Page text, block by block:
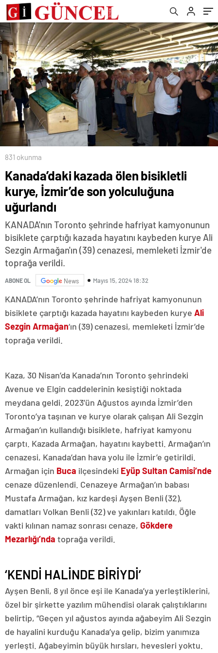
831 okunma
Kanada’daki kazada ölen bisikletli
kurye, İzmir’de son yolculuğuna
uğurlandı
KANADA'nın Toronto şehrinde hafriyat kamyonunun
bisiklete çarptığı kazada hayatını kaybeden kurye Ali
Sezgin Armağan'ın (39) cenazesi, memleketi İzmir'de
toprağa verildi.
ABONE OL News Mayıs 15, 2024 18:32
KANADA’nın Toronto şehrinde hafriyat kamyonunun
bisiklete çarptığı kazada hayatını kaybeden kurye Ali
Sezgin Armağan‘ın (39) cenazesi, memleketi İzmir’de
toprağa verildi.
Kaza, 30 Nisan’da Kanada’nın Toronto şehrindeki
Avenue ve Elgin caddelerinin kesiştiği noktada
meydana geldi. 2023’ün Ağustos ayında İzmir’den
Toronto’ya taşınan ve kurye olarak çalışan Ali Sezgin
Armağan’ın kullandığı bisiklete, hafriyat kamyonu
çarptı. Kazada Armağan, hayatını kaybetti. Armağan’ın
cenazesi, Kanada’dan hava yolu ile İzmir’e getirildi.
Armağan için Buca ilçesindeki Eyüp Sultan Camisi’nde
cenaze düzenlendi. Cenazeye Armağan’ın babası
Mustafa Armağan, kız kardeşi Ayşen Benli (32),
damatları Volkan Benli (32) ve yakınları katıldı. Öğle
vakti kılınan namaz sonrası cenaze, Gökdere
Mezarlığı’nda toprağa verildi.
‘KENDİ HALİNDE BİRİYDİ’
Ayşen Benli, 8 yıl önce eşi ile Kanada’ya yerleştiklerini,
özel bir şirkette yazılım mühendisi olarak çalıştıklarını
belirtip, “Geçen yıl ağustos ayında ağabeyim Ali Sezgin
de hayalini kurduğu Kanada’ya gelip, bizim yanımıza
yerleşti. Ağabeyimin büyük hırsları, hevesleri yoktu.
Projesi Start Aldı